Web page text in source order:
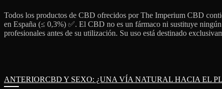
Todos los productos de CBD ofrecidos por The Imperium CBD
en España (≤ 0,3%) ✅. El CBD no es un fármaco ni sustituye
profesionales antes de su utilización. Su uso está destinado
ANTERIORCBD Y SEXO: ¿UNA VÍA NATURAL HACIA EL